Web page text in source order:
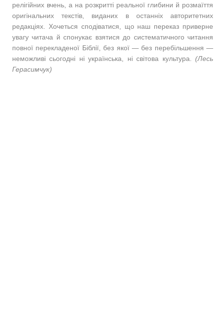
релігійних вчень, а на розкритті реальної глибини й розмаїття
оригінальних текстів, виданих в останніх авторитетних
редакціях. Хочеться сподіватися, що наш переказ приверне
увагу читача й спонукає взятися до систематичного читання
повної перекладеної Біблії, без якої — без перебільшення —
неможливі сьогодні ні українська, ні світова культура. (Лесь
Герасимчук)